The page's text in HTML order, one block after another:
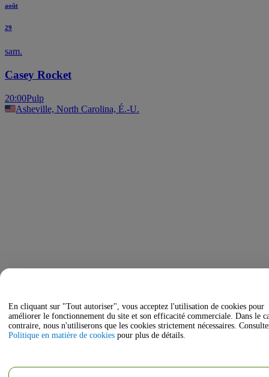
août
29
sam.
Casey Rocket
20:00Pulp
Asheville, North Carolina, É.-U.
En cliquant sur "Tout autoriser", vous acceptez l'utilisation de cookies pour
améliorer le fonctionnement du site et son efficacité commerciale. Dans le
contraire, nous n'utiliserons que les cookies strictement nécessaires.
Politique en matière de cookies pour plus de détails.